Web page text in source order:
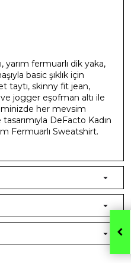
yarım fermuarlı dik yaka,
basic şıklık için
taytı, skinny fit jean,
jogger eşofman altı ile
her mevsim
DeFacto Kadın
Fermuarlı Sweatshirt.